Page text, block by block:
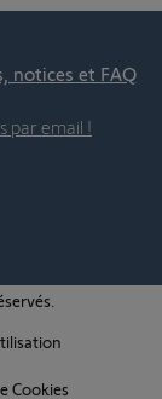
notices et FAQ
par email !
Cookies